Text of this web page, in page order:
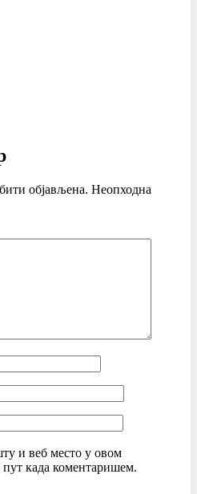
објављена. Неопходна
и веб место у овом
пут када коментаришем.